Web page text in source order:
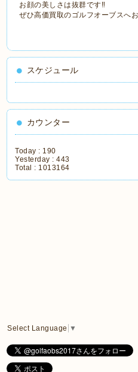
お顔の美しさは抜群です‼
ぜひ高価買取のゴルフオーブスへ
スケジュール
カウンター
Today : 190
Yesterday :443
Total : 1013164
Select Language ▼